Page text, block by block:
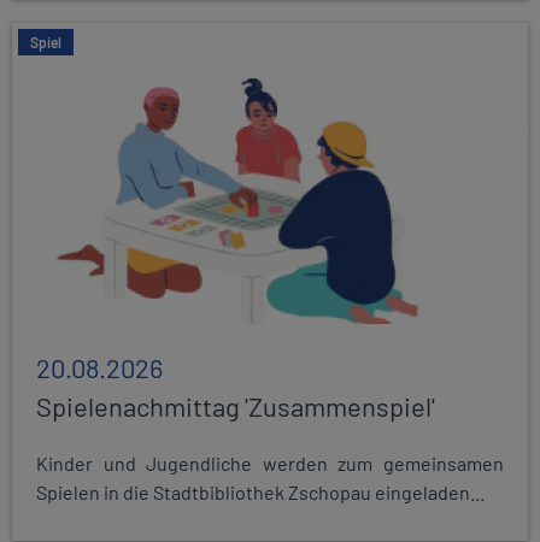
Spiel
20.08.2026
Spielenachmittag 'Zusammenspiel'
Kinder und Jugendliche werden zum gemeinsamen
Spielen in die Stadtbibliothek Zschopau eingeladen...